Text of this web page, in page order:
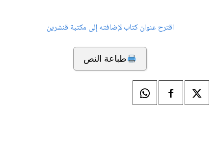
اقترح عنوان كتاب لإضافته إلى مكتبة قنشرين
طباعة النص